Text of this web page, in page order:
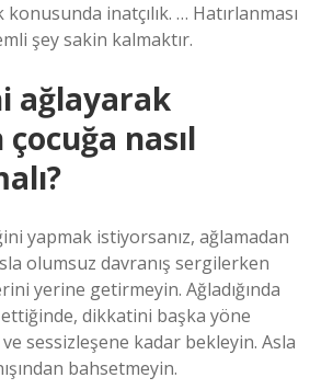
inatçılık. … Hatırlanması
şey sakin kalmaktır.
ağlayarak
nasıl
yapmak istiyorsanız, ağlamadan
olumsuz davranış sergilerken
yerine getirmeyin. Ağladığında
dikkatini başka yöne
ve sessizleşene kadar bekleyin. Asla
bahsetmeyin.